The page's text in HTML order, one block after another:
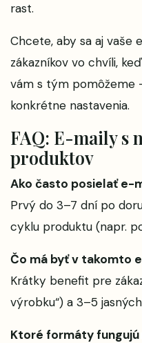
rast.
Chcete, aby sa aj vaše
zákazníkov vo chvíli,
vám s tým pomôžeme
konkrétne nastavenia.
FAQ: E-maily s
produktov
Ako často posielať e-
Prvý do 3–7 dní po
cyklu produktu (napr.
Čo má byť v takomto
Krátky benefit pre
výrobku“) a 3–5
Ktoré formáty fungujú